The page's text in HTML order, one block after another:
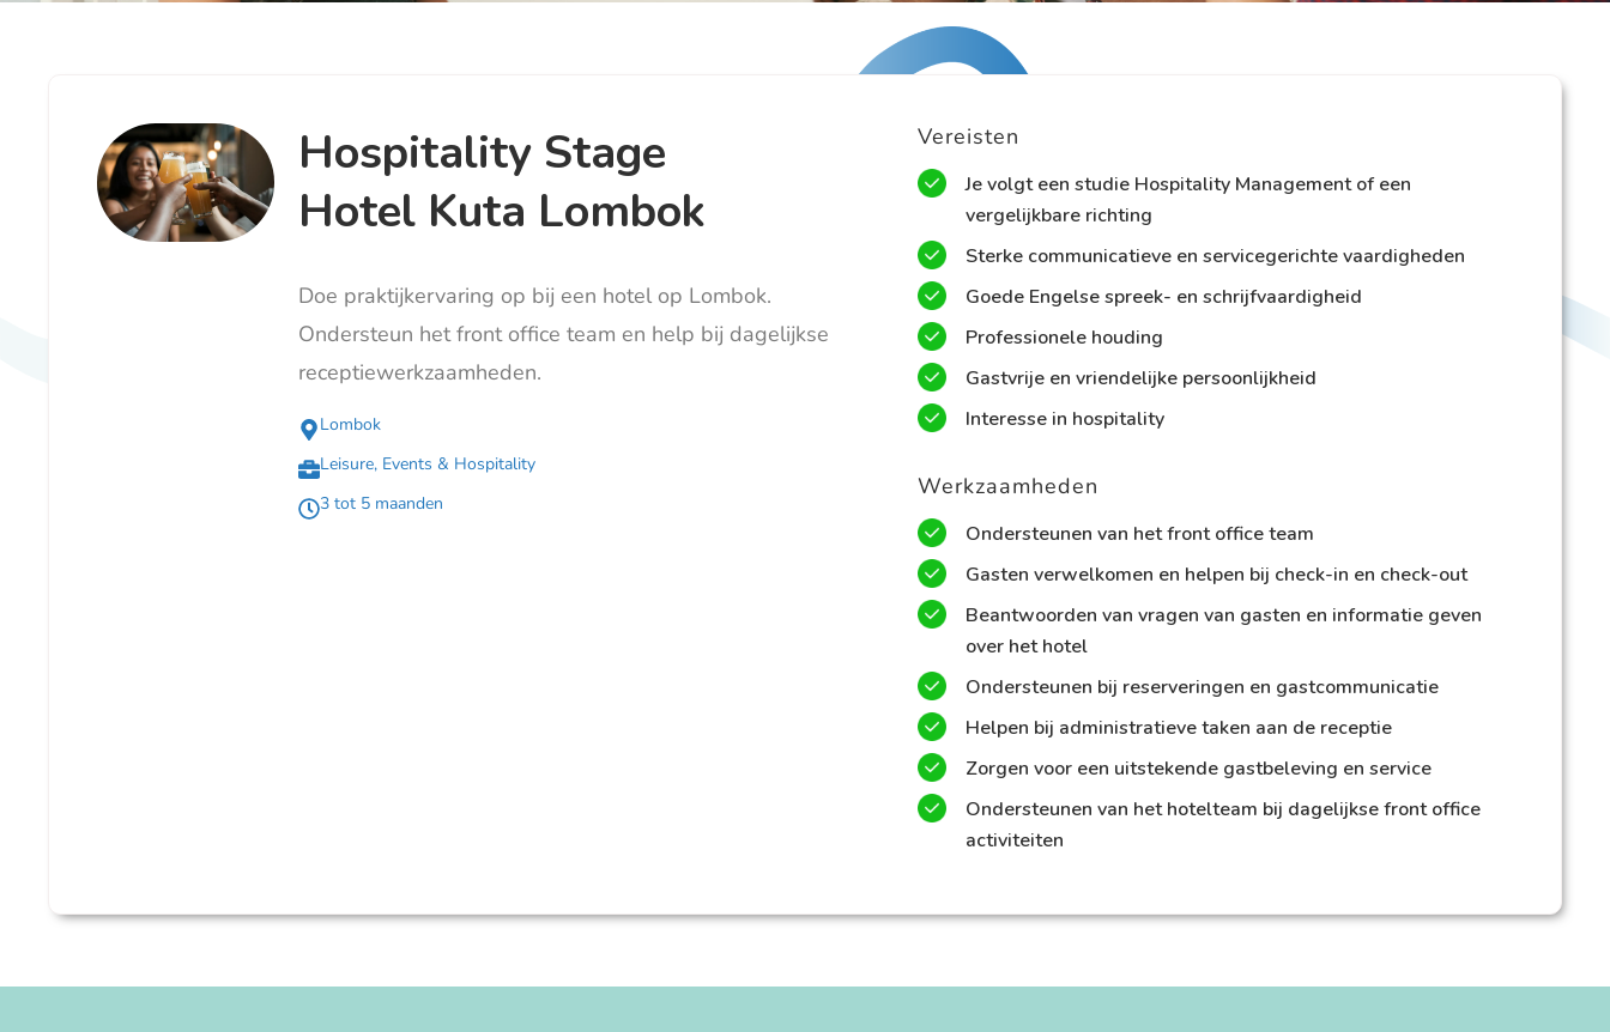
Hospitality Stage
Hotel Kuta Lombok
Doe praktijkervaring op bij een hotel op Lombok.
Ondersteun het front office team en help bij dagelijkse
receptiewerkzaamheden.
Lombok
Leisure, Events & Hospitality
3 tot 5 maanden
Vereisten
Je volgt een studie Hospitality Management of een
vergelijkbare richting
Sterke communicatieve en servicegerichte vaardigheden
Goede Engelse spreek- en schrijfvaardigheid
Professionele houding
Gastvrije en vriendelijke persoonlijkheid
Interesse in hospitality
Werkzaamheden
Ondersteunen van het front office team
Gasten verwelkomen en helpen bij check-in en check-out
Beantwoorden van vragen van gasten en informatie geven
over het hotel
Ondersteunen bij reserveringen en gastcommunicatie
Helpen bij administratieve taken aan de receptie
Zorgen voor een uitstekende gastbeleving en service
Ondersteunen van het hotelteam bij dagelijkse front office
activiteiten